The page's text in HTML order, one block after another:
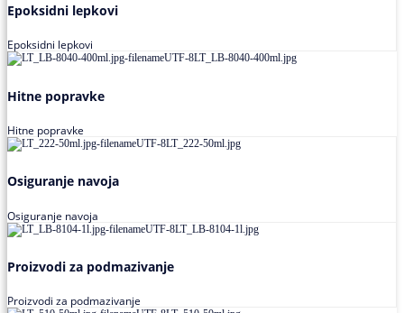
Epoksidni lepkovi
Epoksidni lepkovi
Hitne popravke
Hitne popravke
Osiguranje navoja
Osiguranje navoja
Proizvodi za podmazivanje
Proizvodi za podmazivanje